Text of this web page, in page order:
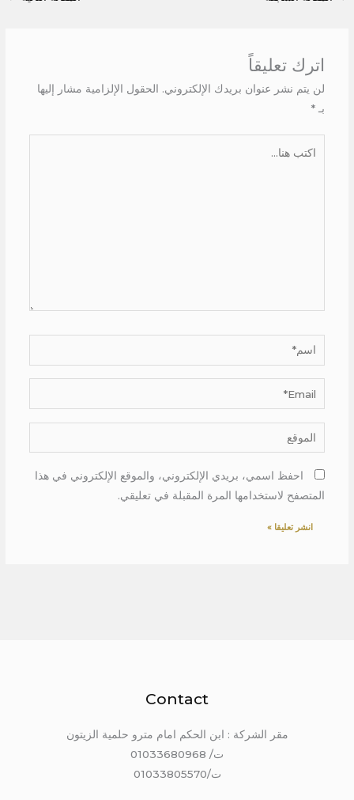
اترك تعليقاً
لن يتم نشر عنوان بريدك الإلكتروني. الحقول الإلزامية مشار إليها
بـ *
اسم*
Email*
الموقع
احفظ اسمي، بريدي الإلكتروني، والموقع الإلكتروني في هذا
المتصفح لاستخدامها المرة المقبلة في تعليقي.
Contact
مقر الشركة : ابن الحكم امام مترو حلمية الزيتون
ت/ 01033680968
ت/01033805570